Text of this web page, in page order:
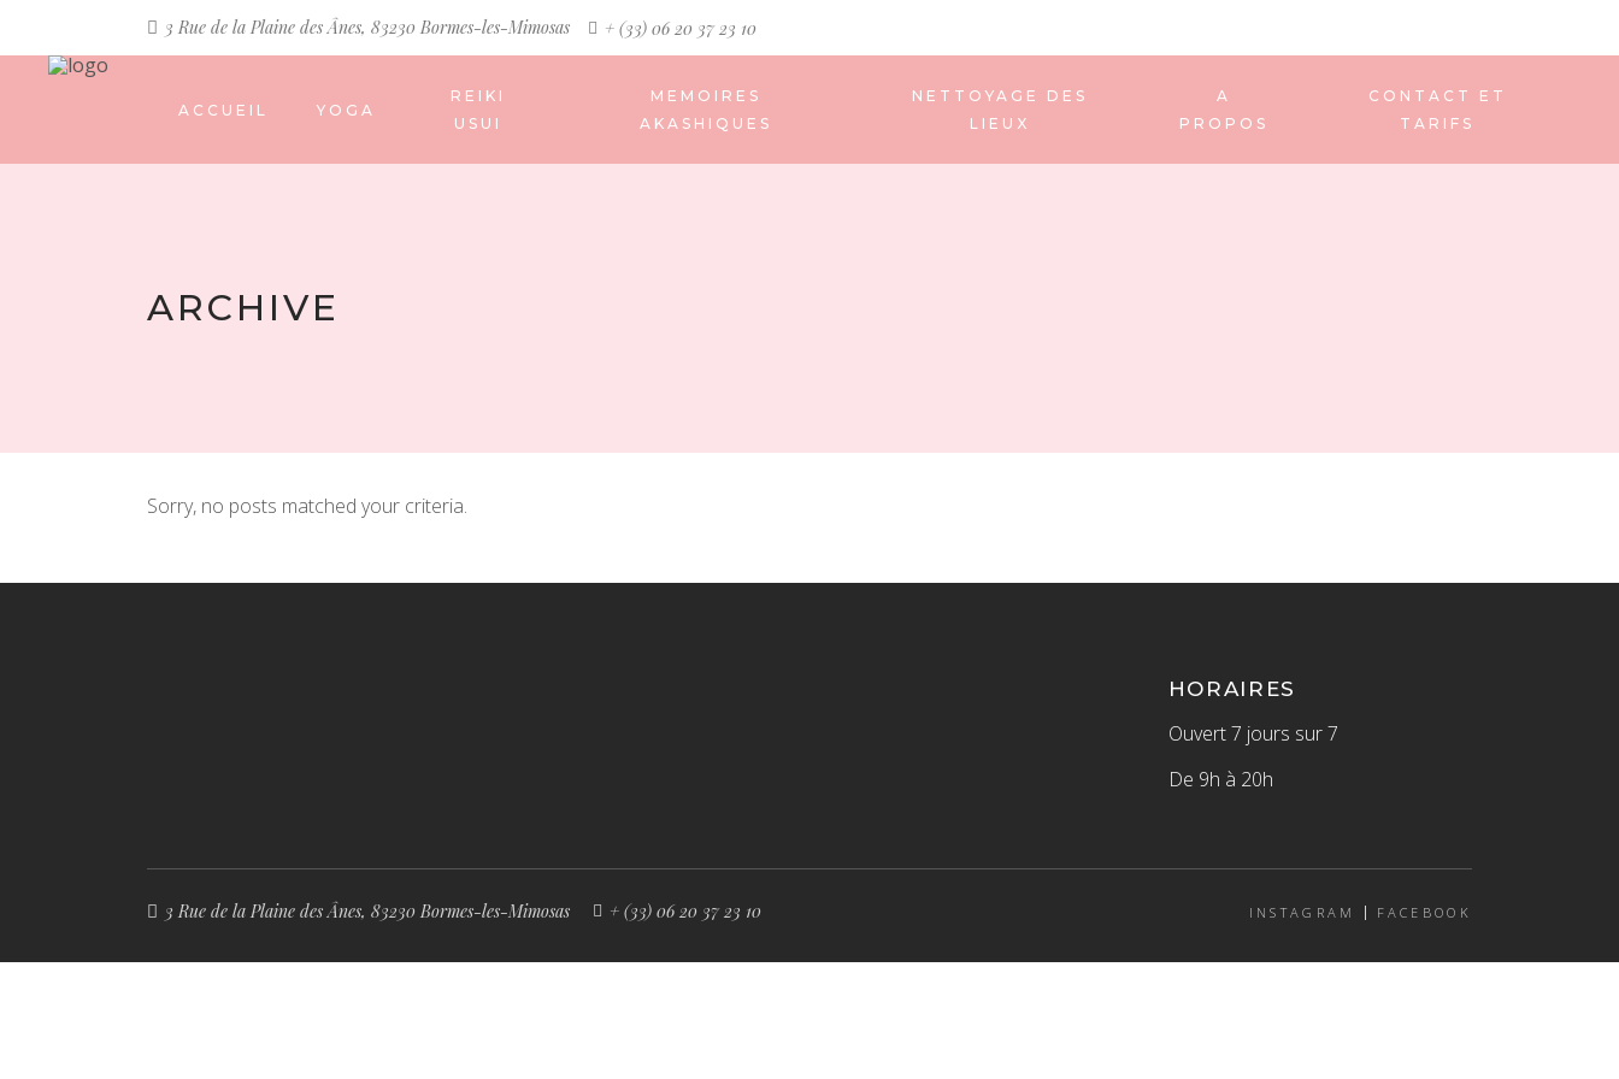
3 Rue de la Plaine des Ânes, 83230 Bormes-les-Mimosas + (33) 06 20 37 23 10
ACCUEIL YOGA
REIKI
USUI
MEMOIRES
AKASHIQUES
NETTOYAGE DES
LIEUX
A
PROPOS
CONTACT ET
TARIFS
ARCHIVE
Sorry, no posts matched your criteria.
HORAIRES
Ouvert 7 jours sur 7
De 9h à 20h
3 Rue de la Plaine des Ânes, 83230 Bormes-les-Mimosas + (33) 06 20 37 23 10 INSTAGRAM FACEBOOK